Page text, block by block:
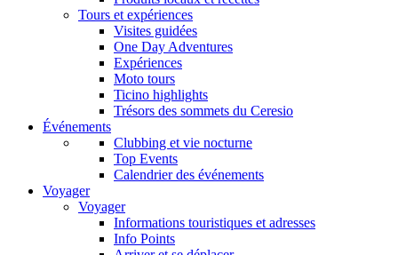
Tours et expériences
Visites guidées
One Day Adventures
Expériences
Moto tours
Ticino highlights
Trésors des sommets du Ceresio
Événements
Clubbing et vie nocturne
Top Events
Calendrier des événements
Voyager
Voyager
Informations touristiques et adresses
Info Points